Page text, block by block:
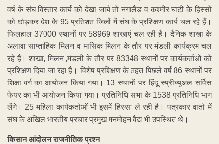
वर्ष के संघ विस्तार कार्य को देखा जाये तो नगालैंड व कश्मीर घाटी के हिस्सों
को छोड़कर देश के 95 प्रतिशत जिलों में संघ के प्रशिक्षण कार्य चल रहे हैं।
फिलहाल 37000 स्थानों पर 58969 शाखाएं चल रही है। दैनिक शाखा के
अलावा साप्ताहिक मिलन व मासिक मिलन के तौर पर मंडली कार्यक्रम चल
रहे हैं। शाखा, मिलन ,मंडली के तौर पर 83348 स्थानों पर कार्यकर्ताओं को
प्रशिक्षण दिया जा रहा है। विशेष प्रशिक्षण के तहत पिछले वर्ष 86 स्थानों पर
शिक्षा वर्ग का आयोजन किया गया। 13 स्थानों पर हिंदू स्प्रीच्यूअल सर्विस
फेयर का भी आयोजन किया गया। प्रतिनिधि सभा के 1538 प्रतिनिधि भाग
लेंगे। 25 महिला कार्यकर्ताओं भी इसमें हिस्सा ले रही है। पत्रकार वार्ता में
संघ के अखिल भारतीय प्रचार प्रमुख मनमोहन वैद्य भी उपस्थित थे।
किसान आंदोलन राजनीतिक प्रश्न